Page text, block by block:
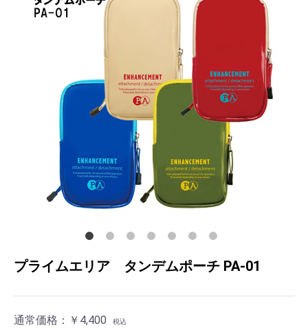
プライムエリア タンデムポーチ PA-01
通常価格： ￥4,400 税込